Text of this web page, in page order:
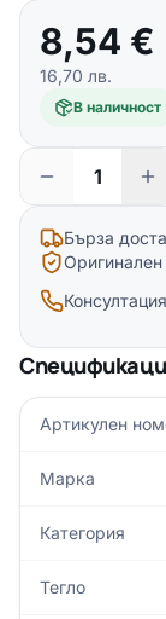
8,54 €
16,70 лв.
В наличност
Бърза
Артикулен
Марка
Категория
Тегло